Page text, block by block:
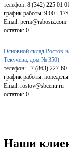
телефон: 8 (342) 225 01 01
график работы: 9:00 -
Email: perm@rabosiz.com
остаток: 0
Основной склад Ростов-
Текучева, дом № 350)
телефон: +7 (863) 227-
график работы:
Email: rostov@sbcentr.ru
остаток: 0
Наши